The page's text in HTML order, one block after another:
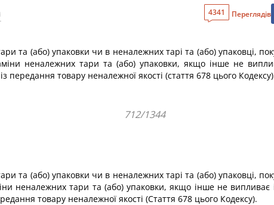
4341 Переглядів
та (або) упаковки чи в неналежних тарі та (або) упаковці,
неналежних тари та (або) упаковки, якщо інше не
товару неналежної якості (стаття 678 цього
712/1344
та (або) упаковки чи в неналежних тарі та (або) упаковці,
неналежних тари та (або) упаковки, якщо інше не випливає
товару неналежної якості (Стаття 678 цього Кодексу).